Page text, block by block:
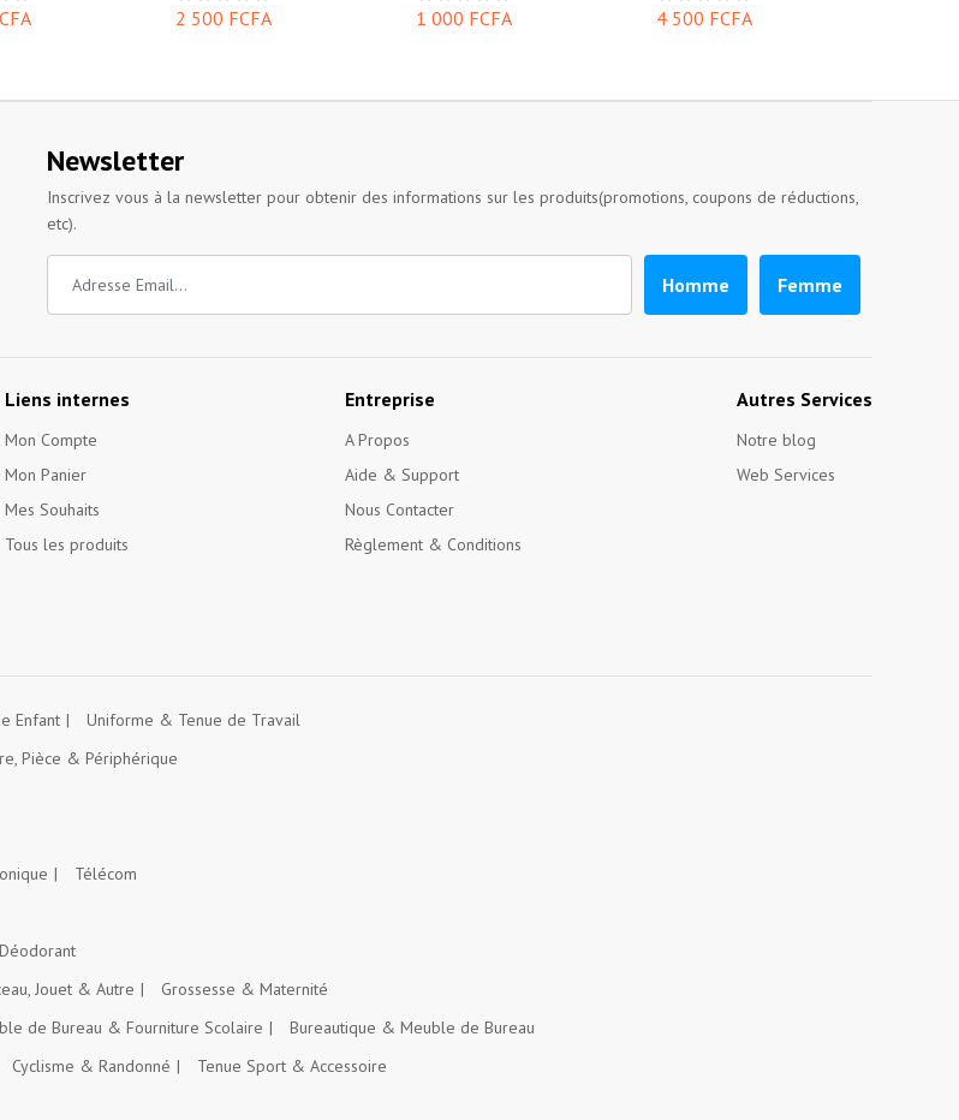
2 500 FCFA 1 000 FCFA 4 500 FCFA
Newsletter
Inscrivez vous à la newsletter pour obtenir des informations sur les produits(promotions, coupons de réductions,
etc).
Homme Femme
Liens internes
Mon Compte
Mon Panier
Mes Souhaits
Tous les produits
Entreprise
A Propos
Aide & Support
Nous Contacter
Règlement & Conditions
Autres Services
Notre blog
Web Services
Enfant
Uniforme & Tenue de Travail
Pièce & Périphérique
Télécom
Jouet & Autre
Grossesse & Maternité
de Bureau & Fourniture Scolaire
Bureautique & Meuble de Bureau
Cyclisme & Randonné
Tenue Sport & Accessoire